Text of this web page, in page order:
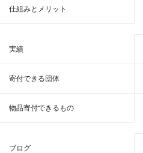
仕組みとメリット
実績
寄付できる団体
物品寄付できるもの
ブログ